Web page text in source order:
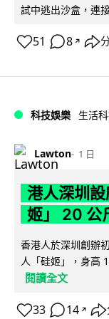
試中逃出沙盒，連
51 8 ↗
科技娛樂 生活
Lawton 1 日
港人深圳
姬」 20 公
香港人於深圳創辦
人「硅姬」，身高
閱讀全文
33 14 ↗